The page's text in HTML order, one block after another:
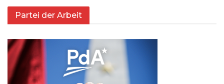
Partei der Arbeit